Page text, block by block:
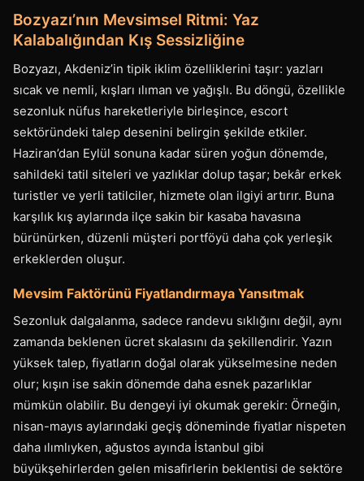
Bozyazı’nın Mevsimsel Ritmi: Yaz
Kalabalığından Kış Sessizliğine
Bozyazı, Akdeniz’in tipik iklim özelliklerini taşır: yazları
sıcak ve nemli, kışları ılıman ve yağışlı. Bu döngü, özellikle
sezonluk nüfus hareketleriyle birleşince, escort
sektöründeki talep desenini belirgin şekilde etkiler.
Haziran’dan Eylül sonuna kadar süren yoğun dönemde,
sahildeki tatil siteleri ve yazlıklar dolup taşar; bekâr erkek
turistler ve yerli tatilciler, hizmete olan ilgiyi artırır. Buna
karşılık kış aylarında ilçe sakin bir kasaba havasına
bürünürken, düzenli müşteri portföyü daha çok yerleşik
erkeklerden oluşur.
Mevsim Faktörünü Fiyatlandırmaya Yansıtmak
Sezonluk dalgalanma, sadece randevu sıklığını değil, aynı
zamanda beklenen ücret skalasını da şekillendirir. Yazın
yüksek talep, fiyatların doğal olarak yükselmesine neden
olur; kışın ise sakin dönemde daha esnek pazarlıklar
mümkün olabilir. Bu dengeyi iyi okumak gerekir: Örneğin,
nisan-mayıs aylarındaki geçiş döneminde fiyatlar nispeten
daha ılımlıyken, ağustos ayında İstanbul gibi
büyükşehirlerden gelen misafirlerin beklentisi de sektöre